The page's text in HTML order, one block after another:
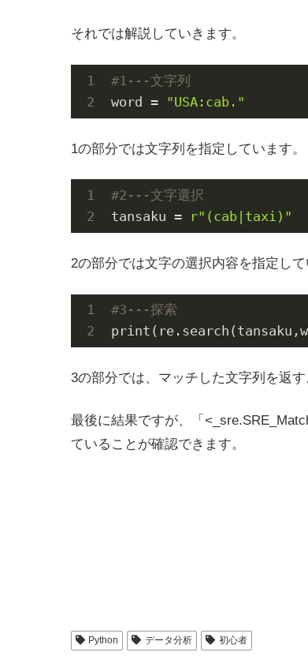
それでは解説していきます。
#1---文字列
word = "USA:cab."
1の部分では文字列を指定しています。
#2---文字選択
tansaku =
r"(cab|taxi)"
2の部分では文字の選択内容を指定し
#3---探索
3の部分では、マッチした文字列を返す
最後に結果ですが、「
ていることが確認できます。
Python データ分析 初心者